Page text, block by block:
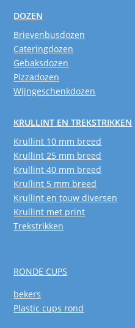
DOZEN
Brievenbusdozen
Cateringdozen
Gebaksdozen
Pizzadozen
Wijngeschenkdozen
KRULLINT EN TREKSTRIKKEN
Krullint 10 mm breed
Krullint 25 mm breed
Krullint 40 mm breed
Krullint 5 mm breed
Krullint en touw diversen
Krullint met print
Trekstrikken
RONDE CUPS
bekers
Plastic cups rond